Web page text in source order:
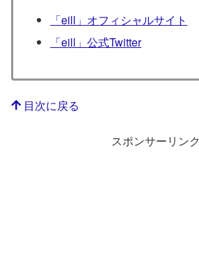
「eill」オフィシャルサイト
「eill」公式Twitter
目次に戻る
スポンサーリンク